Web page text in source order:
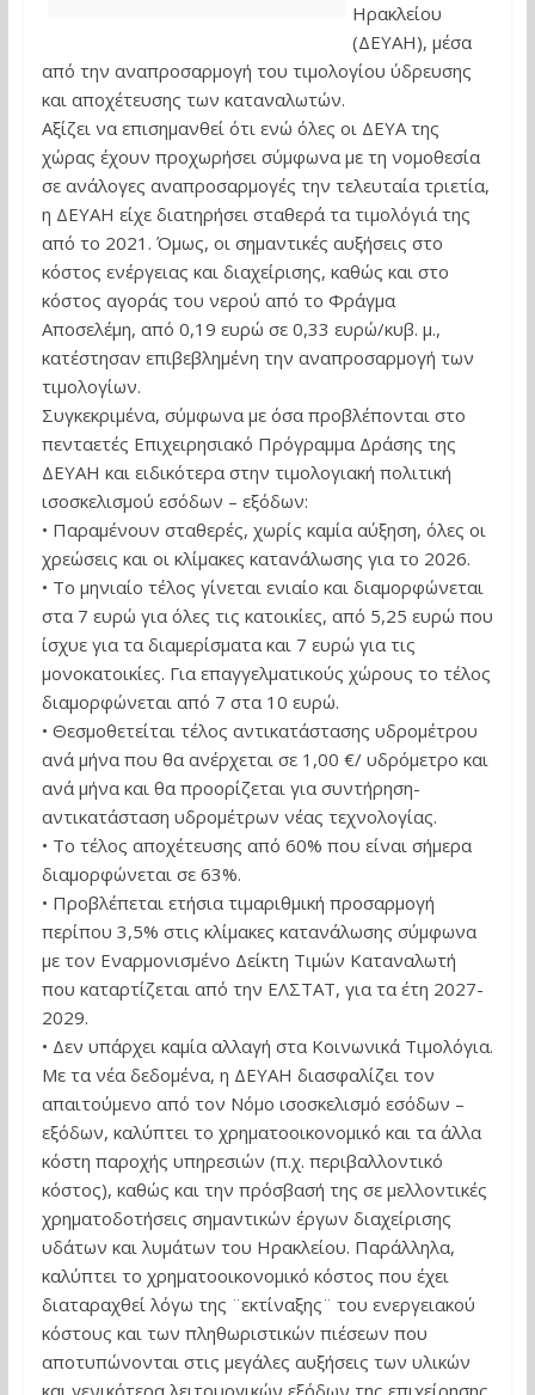
Ηρακλείου
(ΔΕΥΑΗ), μέσα
από την αναπροσαρμογή του τιμολογίου ύδρευσης
και αποχέτευσης των καταναλωτών.
Αξίζει να επισημανθεί ότι ενώ όλες οι ΔΕΥΑ της
χώρας έχουν προχωρήσει σύμφωνα με τη νομοθεσία
σε ανάλογες αναπροσαρμογές την τελευταία τριετία,
η ΔΕΥΑΗ είχε διατηρήσει σταθερά τα τιμολόγιά της
από το 2021. Όμως, οι σημαντικές αυξήσεις στο
κόστος ενέργειας και διαχείρισης, καθώς και στο
κόστος αγοράς του νερού από το Φράγμα
Αποσελέμη, από 0,19 ευρώ σε 0,33 ευρώ/κυβ. μ.,
κατέστησαν επιβεβλημένη την αναπροσαρμογή των
τιμολογίων.
Συγκεκριμένα, σύμφωνα με όσα προβλέπονται στο
πενταετές Επιχειρησιακό Πρόγραμμα Δράσης της
ΔΕΥΑΗ και ειδικότερα στην τιμολογιακή πολιτική
ισοσκελισμού εσόδων – εξόδων:
• Παραμένουν σταθερές, χωρίς καμία αύξηση, όλες οι
χρεώσεις και οι κλίμακες κατανάλωσης για το 2026.
• Το μηνιαίο τέλος γίνεται ενιαίο και διαμορφώνεται
στα 7 ευρώ για όλες τις κατοικίες, από 5,25 ευρώ που
ίσχυε για τα διαμερίσματα και 7 ευρώ για τις
μονοκατοικίες. Για επαγγελματικούς χώρους το τέλος
διαμορφώνεται από 7 στα 10 ευρώ.
• Θεσμοθετείται τέλος αντικατάστασης υδρομέτρου
ανά μήνα που θα ανέρχεται σε 1,00 €/ υδρόμετρο και
ανά μήνα και θα προορίζεται για συντήρηση-
αντικατάσταση υδρομέτρων νέας τεχνολογίας.
• Το τέλος αποχέτευσης από 60% που είναι σήμερα
διαμορφώνεται σε 63%.
• Προβλέπεται ετήσια τιμαριθμική προσαρμογή
περίπου 3,5% στις κλίμακες κατανάλωσης σύμφωνα
με τον Εναρμονισμένο Δείκτη Τιμών Καταναλωτή
που καταρτίζεται από την ΕΛΣΤΑΤ, για τα έτη 2027-
2029.
• Δεν υπάρχει καμία αλλαγή στα Κοινωνικά Τιμολόγια.
Με τα νέα δεδομένα, η ΔΕΥΑΗ διασφαλίζει τον
απαιτούμενο από τον Νόμο ισοσκελισμό εσόδων –
εξόδων, καλύπτει το χρηματοοικονομικό και τα άλλα
κόστη παροχής υπηρεσιών (π.χ. περιβαλλοντικό
κόστος), καθώς και την πρόσβασή της σε μελλοντικές
χρηματοδοτήσεις σημαντικών έργων διαχείρισης
υδάτων και λυμάτων του Ηρακλείου. Παράλληλα,
καλύπτει το χρηματοοικονομικό κόστος που έχει
διαταραχθεί λόγω της ¨εκτίναξης¨ του ενεργειακού
κόστους και των πληθωριστικών πιέσεων που
αποτυπώνονται στις μεγάλες αυξήσεις των υλικών
και γενικότερα λειτουργικών εξόδων της επιχείρησης.